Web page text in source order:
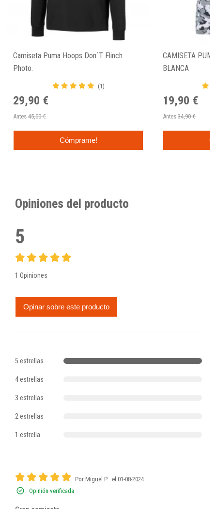
Camiseta Puma Hoops Don´T Flinch
Photo.
(1)
29,90 €
Antes 45,00 €
Cómprame!
CAMISETA
BLANCA
19,90 €
Antes 34,90 €
Opiniones del producto
5
1 Opiniones
Opinar sobre este producto
5 estrellas
4 estrellas
3 estrellas
2 estrellas
1 estrella
Por Miguel P. el 01-08-2024
Opinión verificada